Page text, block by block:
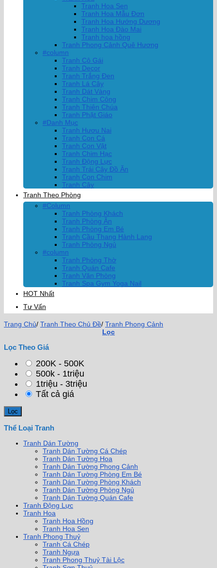
Tranh Hoa Sen
Tranh Hoa Mẫu Đơn
Tranh Hoa Hướng Dương
Tranh Hoa Đào Mai
Tranh hoa hồng
Tranh Phong Cảnh Quê Hương
#column
Tranh Cô Gái
Tranh Decor
Tranh Trắng Đen
Tranh Lá Cây
Tranh Dát Vàng
Tranh Chim Công
Tranh Thiên Chúa
Tranh Phật Giáo
#Danh Mục
Tranh Hươu Nai
Tranh Con Cá
Tranh Con Vật
Tranh Chim Hạc
Tranh Động Lực
Tranh Trái Cây Đồ Ăn
Tranh Con Chim
Tranh Cây
Tranh Theo Phòng
#Column
Tranh Phòng Khách
Tranh Phòng Ăn
Tranh Phòng Em Bé
Tranh Cầu Thang Hành Lang
Tranh Phòng Ngủ
#column
Tranh Phòng Thờ
Tranh Quán Cafe
Tranh Văn Phòng
Tranh Spa Gym Yoga Nail
HOT Nhất
Tư Vấn
Trang Chủ/ Tranh Theo Chủ Đề/ Tranh Phong Cảnh
Lọc
Lọc Theo Giá
200K - 500K
500k - 1triệu
1triệu - 3triệu
Tất cả giá
Thể Loại Tranh
Tranh Dán Tường
Tranh Dán Tường Cá Chép
Tranh Dán Tường Hoa
Tranh Dán Tường Phong Cảnh
Tranh Dán Tường Phòng Em Bé
Tranh Dán Tường Phòng Khách
Tranh Dán Tường Phòng Ngủ
Tranh Dán Tường Quán Cafe
Tranh Động Lực
Tranh Hoa
Tranh Hoa Hồng
Tranh Hoa Sen
Tranh Phong Thuỷ
Tranh Cá Chép
Tranh Ngựa
Tranh Phong Thuỷ Tài Lộc